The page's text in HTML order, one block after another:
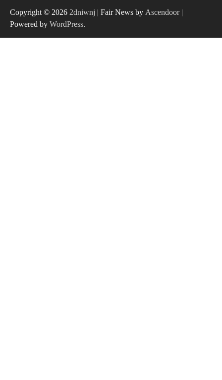
Copyright © 2026 2dniwnj | Fair News by Ascendoor|
Powered by WordPress.